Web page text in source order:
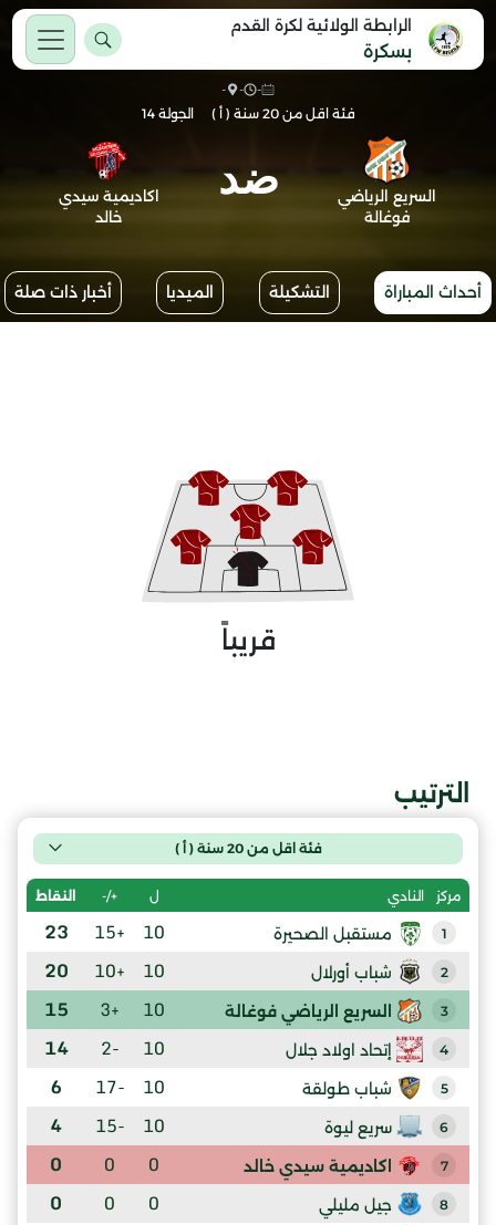
الرابطة الولائية لكرة القدم
بسكرة
-
-
-
فئة اقل من 20 سنة ( أ )
الجولة 14
السريع الرياضي
فوغالة
ضد
اكاديمية سيدي
خالد
أحداث المباراة التشكيلة الميديا أخبار ذات صلة
قريباً
الترتيب
فئة اقل من 20 سنة ( أ )
مركز النادي ل +/- النقاط
1 مستقبل الصحيرة 10
+15
23
2 شباب أورلال 10
+10
20
3 السريع الرياضي فوغالة 10
+3
15
4 إتحاد اولاد جلال 10
-2
14
5 شباب طولقة 10
-17
6
6 سريع ليوة 10
-15
4
7 اكاديمية سيدي خالد 0
0
0
8 جيل مليلي 0
0
0